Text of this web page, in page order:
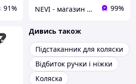
91% NEVI - магазин дитячих товарів 99%
Дивись також
Підстаканник для коляски
Відбиток ручки і ніжки
Коляска